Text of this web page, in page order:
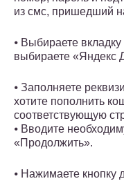
из смс, пришедший
⦁ Выбираете
выбираете «Яндекс
⦁ Заполняете
хотите пополнить
соответствующую
⦁ Вводите
«Продолжить».
⦁ Нажимаете кнопку